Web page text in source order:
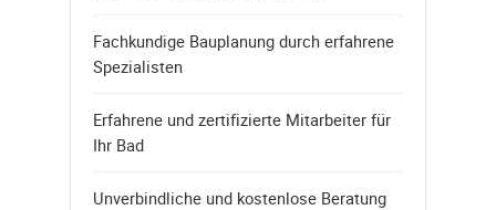
Fachkundige Bauplanung durch erfahrene
Spezialisten
Erfahrene und zertifizierte Mitarbeiter für
Ihr Bad
Unverbindliche und kostenlose Beratung